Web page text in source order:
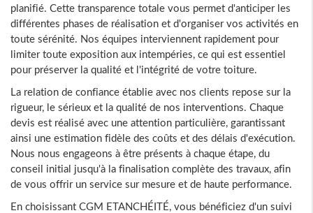
planifié. Cette transparence totale vous permet d'anticiper les
différentes phases de réalisation et d'organiser vos activités en
toute sérénité. Nos équipes interviennent rapidement pour
limiter toute exposition aux intempéries, ce qui est essentiel
pour préserver la qualité et l'intégrité de votre toiture.
La relation de confiance établie avec nos clients repose sur la
rigueur, le sérieux et la qualité de nos interventions. Chaque
devis est réalisé avec une attention particulière, garantissant
ainsi une estimation fidèle des coûts et des délais d'exécution.
Nous nous engageons à être présents à chaque étape, du
conseil initial jusqu'à la finalisation complète des travaux, afin
de vous offrir un service sur mesure et de haute performance.
En choisissant CGM ETANCHÉITÉ, vous bénéficiez d'un suivi